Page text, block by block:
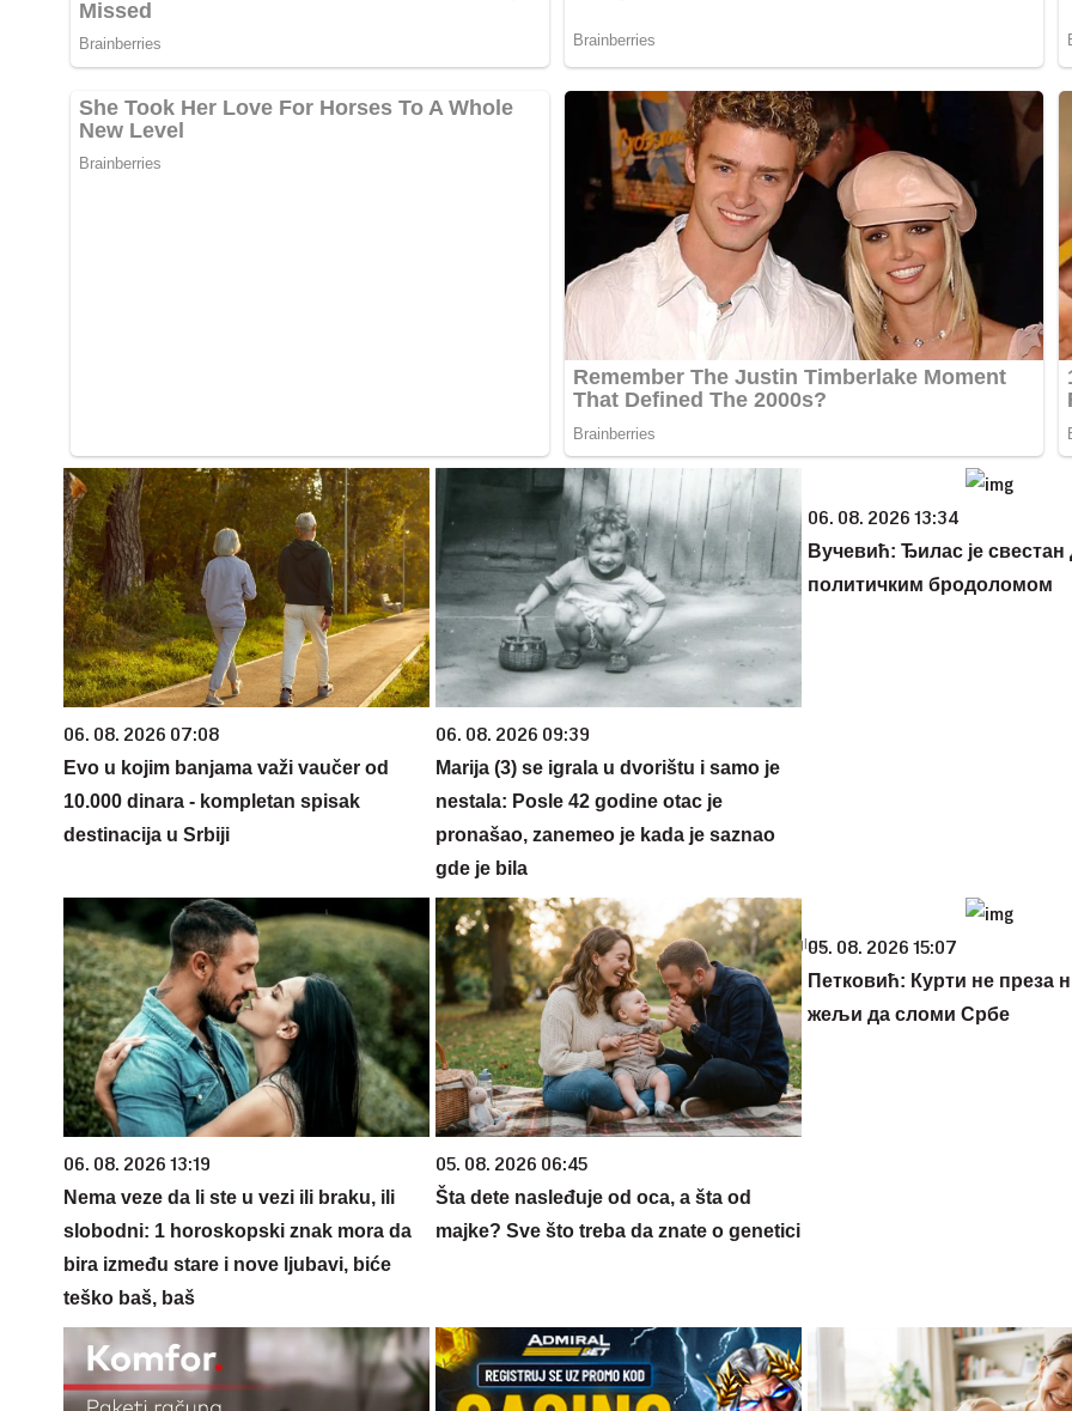
06. 08. 2026 07:08
Evo u kojim banjama važi vaučer od
10.000 dinara - kompletan spisak
destinacija u Srbiji
06. 08. 2026 09:39
Marija (3) se igrala u dvorištu i samo je
nestala: Posle 42 godine otac je
pronašao, zanemeo je kada je saznao
gde je bila
06. 08. 2026 13:34
Вучевић: Ђилас је свестан
политичким бродоломом
06. 08. 2026 13:19
Nema veze da li ste u vezi ili braku, ili
slobodni: 1 horoskopski znak mora da
bira između stare i nove ljubavi, biće
teško baš, baš
05. 08. 2026 06:45
Šta dete nasleđuje od oca, a šta od
majke? Sve što treba da znate o genetici
05. 08. 2026 15:07
Петковић: Курти не преза
жељи да сломи Србе